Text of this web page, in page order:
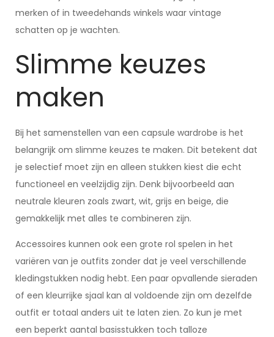
merken of in tweedehands winkels waar vintage
schatten op je wachten.
Slimme keuzes
maken
Bij het samenstellen van een capsule wardrobe is het
belangrijk om slimme keuzes te maken. Dit betekent dat
je selectief moet zijn en alleen stukken kiest die echt
functioneel en veelzijdig zijn. Denk bijvoorbeeld aan
neutrale kleuren zoals zwart, wit, grijs en beige, die
gemakkelijk met alles te combineren zijn.
Accessoires kunnen ook een grote rol spelen in het
variëren van je outfits zonder dat je veel verschillende
kledingstukken nodig hebt. Een paar opvallende sieraden
of een kleurrijke sjaal kan al voldoende zijn om dezelfde
outfit er totaal anders uit te laten zien. Zo kun je met
een beperkt aantal basisstukken toch talloze